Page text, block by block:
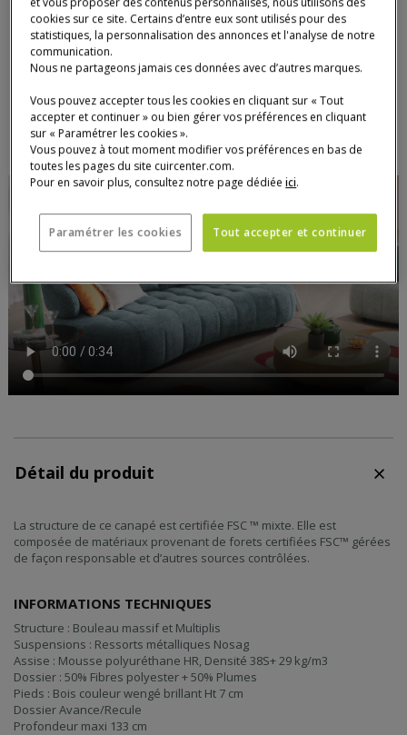
magasin).
Photo : studio des plantes - photo non contractuelle. coussins déco en option.
Quantité
Détail du produit
La structure de ce canapé est certifiée FSC ™ mixte. Elle est
composée de matériaux provenant de forets certifiées FSC™ gérées
de façon responsable et d’autres sources contrôlées.
INFORMATIONS TECHNIQUES
Structure : Bouleau massif et Multiplis
Suspensions : Ressorts métalliques Nosag
Assise : Mousse polyuréthane HR, Densité 38S+ 29 kg/m3
Dossier : 50% Fibres polyester + 50% Plumes
Pieds : Bois couleur wengé brillant Ht 7 cm
Dossier Avance/Recule
Profondeur maxi 133 cm
cookies sur ce site. Certains d’entre eux sont utilisés pour des
statistiques, la personnalisation des annonces et l'analyse de notre
communication.
Nous ne partageons jamais ces données avec d’autres marques.
Vous pouvez accepter tous les cookies en cliquant sur « Tout
accepter et continuer » ou bien gérer vos préférences en cliquant
sur « Paramétrer les cookies ».
Vous pouvez à tout moment modifier vos préférences en bas de
toutes les pages du site cuircenter.com.
Pour en savoir plus, consultez notre page dédiéeici.
Paramétrer les cookies Tout accepter et continuer